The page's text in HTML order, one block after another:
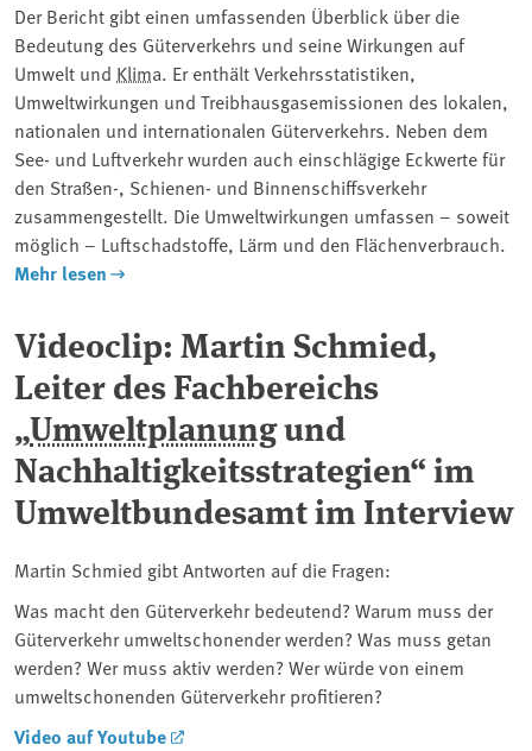
Der Bericht gibt einen umfassenden Überblick über die
Bedeutung des Güterverkehrs und seine Wirkungen auf
Umwelt und Klima. Er enthält Verkehrsstatistiken,
Umweltwirkungen und Treibhausgasemissionen des lokalen,
nationalen und internationalen Güterverkehrs. Neben dem
See- und Luftverkehr wurden auch einschlägige Eckwerte für
den Straßen-, Schienen- und Binnenschiffsverkehr
zusammengestellt. Die Umweltwirkungen umfassen – soweit
möglich – Luftschadstoffe, Lärm und den Flächenverbrauch.
Mehr lesen
Videoclip: Martin Schmied,
Leiter des Fachbereichs
„Umweltplanungund
Nachhaltigkeitsstrategien“ im
Umweltbundesamt im Interview
Martin Schmied gibt Antworten auf die Fragen:
Was macht den Güterverkehr bedeutend? Warum muss der
Güterverkehr umweltschonender werden? Was muss getan
werden? Wer muss aktiv werden? Wer würde von einem
umweltschonenden Güterverkehr profitieren?
Video auf Youtube